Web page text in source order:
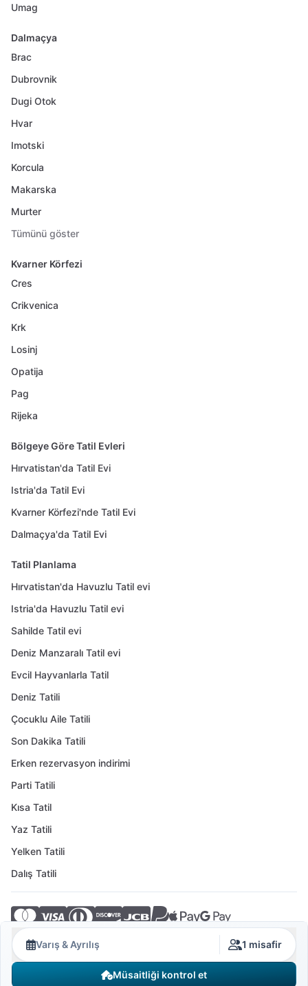
Varış & Ayrılış 1 misafir
Müsaitliği kontrol et
Umag
Dalmaçya
Brac
Dubrovnik
Dugi Otok
Hvar
Imotski
Korcula
Makarska
Murter
Tümünü göster
Kvarner Körfezi
Cres
Crikvenica
Krk
Losinj
Opatija
Pag
Rijeka
Bölgeye Göre Tatil Evleri
Hırvatistan'da Tatil Evi
Istria'da Tatil Evi
Kvarner Körfezi'nde Tatil Evi
Dalmaçya'da Tatil Evi
Tatil Planlama
Hırvatistan'da Havuzlu Tatil evi
Istria'da Havuzlu Tatil evi
Sahilde Tatil evi
Deniz Manzaralı Tatil evi
Evcil Hayvanlarla Tatil
Deniz Tatili
Çocuklu Aile Tatili
Son Dakika Tatili
Erken rezervasyon indirimi
Parti Tatili
Kısa Tatil
Yaz Tatili
Yelken Tatili
Dalış Tatili
© 2026 Crovillas GmbH